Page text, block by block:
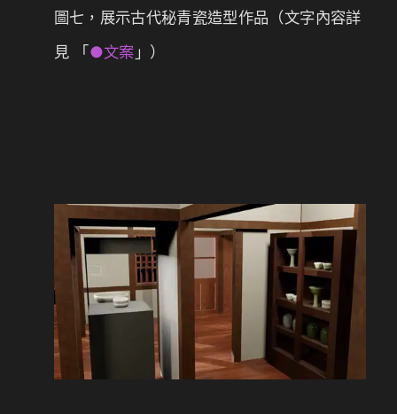
圖七，展示古代秘青瓷造型作品（文字內容詳
見 「●文案 」）